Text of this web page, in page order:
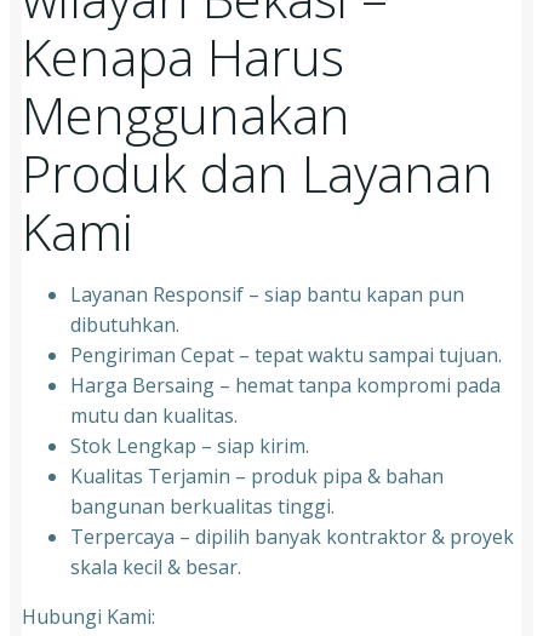
Kenapa Harus
Menggunakan
Produk dan Layanan
Kami
Layanan Responsif – siap bantu kapan pun
dibutuhkan.
Pengiriman Cepat – tepat waktu sampai tujuan.
Harga Bersaing – hemat tanpa kompromi pada
mutu dan kualitas.
Stok Lengkap – siap kirim.
Kualitas Terjamin – produk pipa & bahan
bangunan berkualitas tinggi.
Terpercaya – dipilih banyak kontraktor & proyek
skala kecil & besar.
Hubungi Kami: